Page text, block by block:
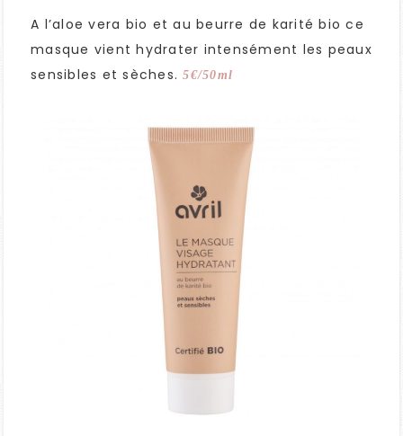
A l’aloe vera bio et au beurre de karité bio ce
masque vient hydrater intensément les peaux
sensibles et sèches.5€/50ml